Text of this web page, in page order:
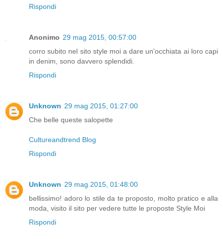
Rispondi
Anonimo 29 mag 2015, 00:57:00
corro subito nel sito style moi a dare un'occhiata ai loro capi
in denim, sono davvero splendidi.
Rispondi
Unknown 29 mag 2015, 01:27:00
Che belle queste salopette
Cultureandtrend Blog
Rispondi
Unknown 29 mag 2015, 01:48:00
bellissimo! adoro lo stile da te proposto, molto pratico e alla
moda, visito il sito per vedere tutte le proposte Style Moi
Rispondi